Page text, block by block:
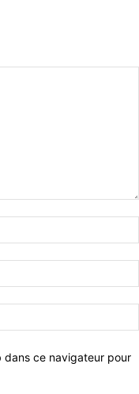
dans ce navigateur pour